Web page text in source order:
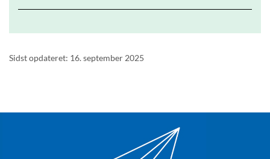
Sidst opdateret: 16. september 2025